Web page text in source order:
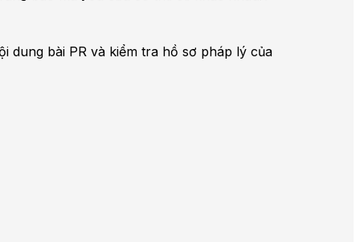
dung bài PR và kiểm tra hồ sơ pháp lý của